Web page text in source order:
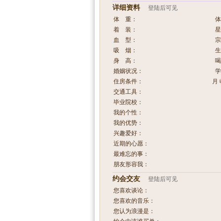
详细资料 登陆后可见
体 重：
着 装：
血 型：
吸 烟：
身 高：
婚姻状况：
住房条件：
月
交通工具：
毕业院校：
我的个性：
我的优势：
兴趣爱好：
近期的心愿：
最难忘的事：
朋友形容我：
约会交友 登陆后可见
您喜欢谈论：
您喜欢的音乐：
您认为浪漫是：